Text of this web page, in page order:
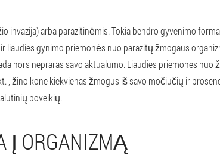
invazija) arba parazitinėmis. Tokia bendro gyvenimo
liaudies gynimo priemonės nuo parazitų žmogaus
nors nepraras savo aktualumo. Liaudies priemones nuo
, žino kone kiekvienas žmogus iš savo močiučių ir
poveikių.
Į ORGANIZMĄ